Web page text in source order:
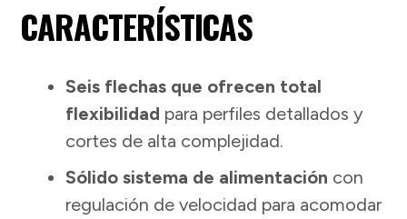
CARACTERÍSTICAS
Seis flechas que ofrecen total
flexibilidad para perfiles detallados y
cortes de alta complejidad.
Sólido sistema de alimentación con
regulación de velocidad para acomodar